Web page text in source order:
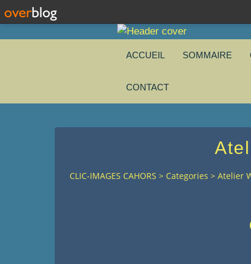
ACCUEIL SOMMAIRE
CONTACT
CLIC-IMAGES CAHORS > Categories > Atelier